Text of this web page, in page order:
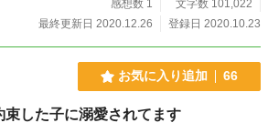
感想数 1
文字数 101,022
最終更新日 2020.12.26
登録日 2020.10.23
お気に入り追加 66
した子に溺愛されてます